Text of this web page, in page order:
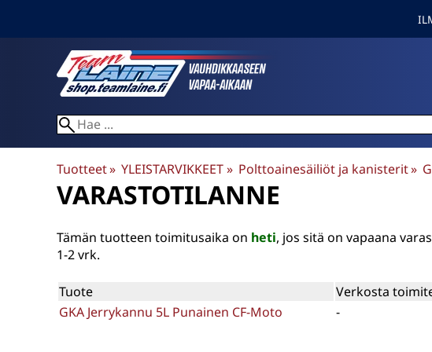
Tuotteet‪» YLEISTARVIKKEET‪» Polttoainesäiliöt ja kanisterit‪»
VARASTOTILANNE
Tämän tuotteen toimitusaika on heti, jos sitä on vapaana
1-2 vrk.
Tuote Verkosta
GKA Jerrykannu 5L Punainen CF-Moto
-